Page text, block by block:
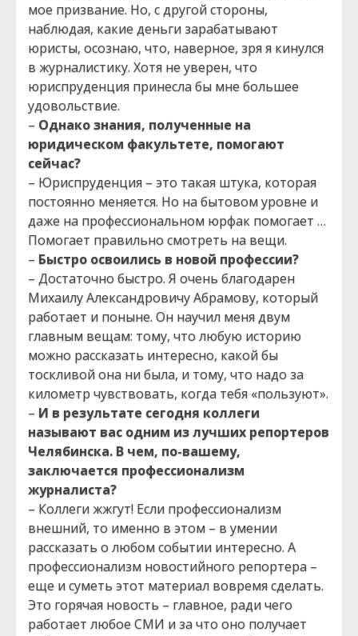
мое призвание. Но, с другой стороны,
наблюдая, какие деньги зарабатывают
юристы, осознаю, что, наверное, зря я кинулся
в журналистику. Хотя не уверен, что
юриспруденция принесла бы мне большее
удовольствие.
– Однако знания, полученные на
юридическом факультете, помогают
сейчас?
– Юриспруденция – это такая штука, которая
постоянно меняется. Но на бытовом уровне и
даже на профессиональном юрфак помогает …
Помогает правильно смотреть на вещи.
– Быстро освоились в новой профессии?
– Достаточно быстро. Я очень благодарен
Михаилу Александровичу Абрамову, который
работает и поныне. Он научил меня двум
главным вещам: тому, что любую историю
можно рассказать интересно, какой бы
тоскливой она ни была, и тому, что надо за
километр чувствовать, когда тебя «пользуют».
– И в результате сегодня коллеги
называют вас одним из лучших репортеров
Челябинска. В чем, по-вашему,
заключается профессионализм
журналиста?
– Коллеги жжгут! Если профессионализм
внешний, то именно в этом – в умении
рассказать о любом событии интересно. А
профессионализм новостийного репортера –
еще и суметь этот материал вовремя сделать.
Это горячая новость – главное, ради чего
работает любое СМИ и за что оно получает